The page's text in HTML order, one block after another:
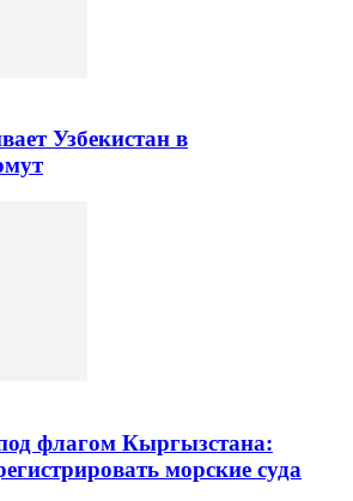
Узбекистан в
флагом Кыргызстана:
морские суда